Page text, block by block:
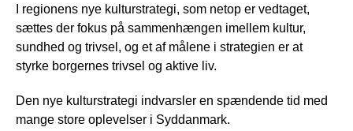
I regionens nye kulturstrategi, som netop er vedtaget,
sættes der fokus på sammenhængen imellem kultur,
sundhed og trivsel, og et af målene i strategien er at
styrke borgernes trivsel og aktive liv.
Den nye kulturstrategi indvarsler en spændende tid med
mange store oplevelser i Syddanmark.